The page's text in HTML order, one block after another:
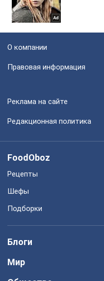
О компании
Правовая информация
Реклама на сайте
Редакционная политика
FoodOboz
Рецепты
Шефы
Подборки
Блоги
Мир